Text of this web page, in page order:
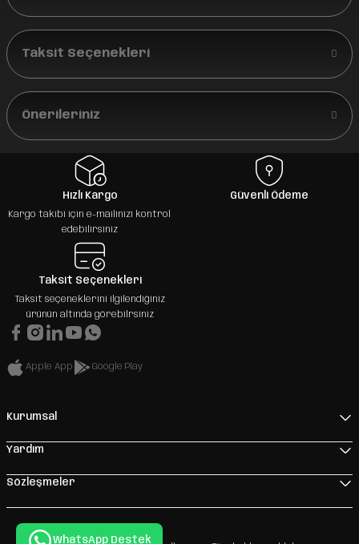
Taksit Seçenekleri
Önerileriniz
Hızlı Kargo
Kargo takibi için e-mailinizi kontrol
edebilirsiniz
Güvenli Ödeme
Taksit Seçenekleri
Taksit seçeneklerini ilgilendiğiniz
ürünün altında görebilrsiniz
Apple App Google Play
Kurumsal
Yardım
Sözleşmeler
WhatsApp Destek